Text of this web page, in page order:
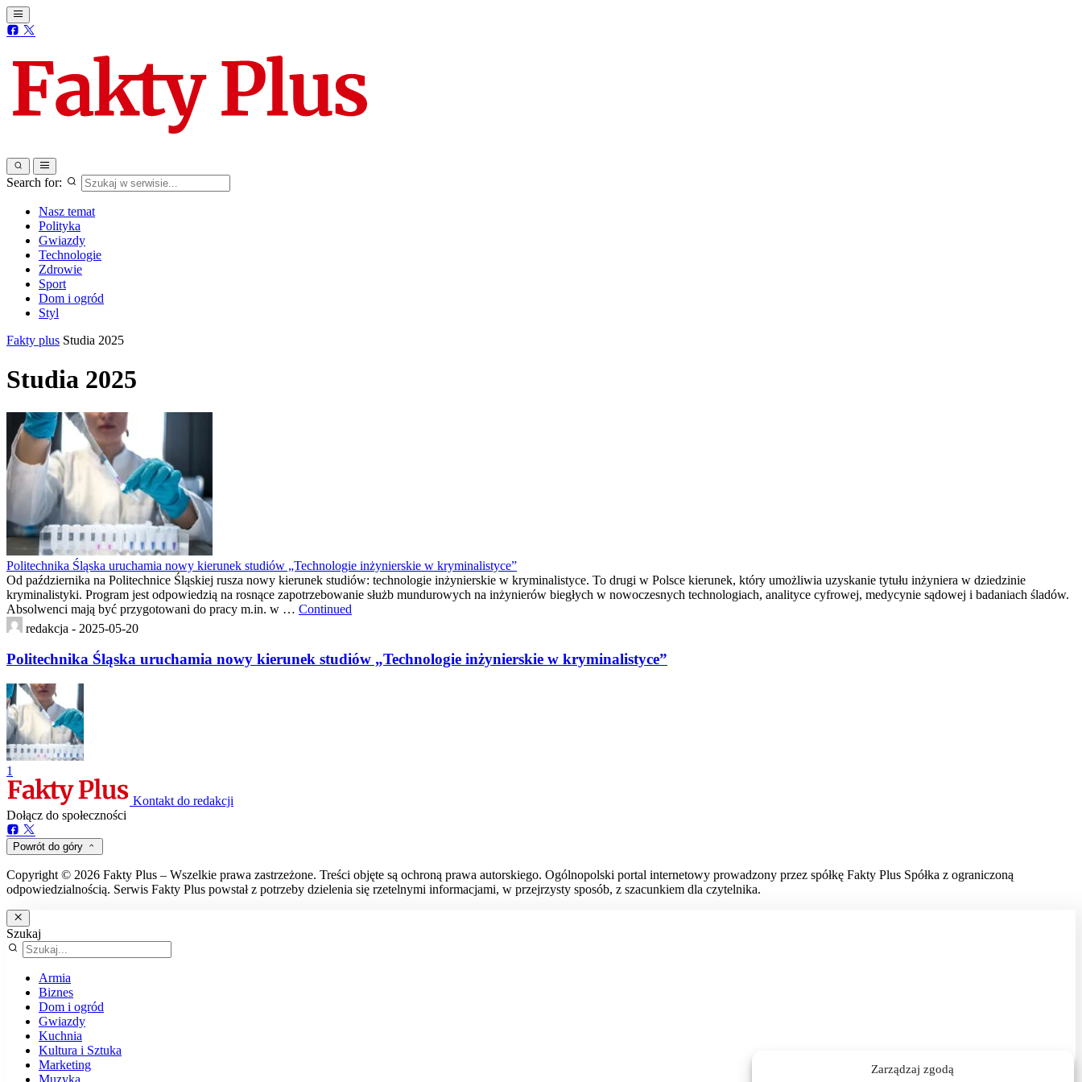
Zarządzaj zgodą
Search for:
Nasz temat
Polityka
Gwiazdy
Technologie
Zdrowie
Sport
Dom i ogród
Styl
Fakty plus Studia 2025
Studia 2025
Politechnika Śląska uruchamia nowy kierunek studiów „Technologie inżynierskie w kryminalistyce”
Od października na Politechnice Śląskiej rusza nowy kierunek studiów: technologie inżynierskie w kryminalistyce. To drugi w Polsce kierunek, który umożliwia uzyskanie tytułu inżyniera w dziedzinie
kryminalistyki. Program jest odpowiedzią na rosnące zapotrzebowanie służb mundurowych na inżynierów biegłych w nowoczesnych technologiach, analityce cyfrowej, medycynie sądowej i badaniach śladów.
Absolwenci mają być przygotowani do pracy m.in. w … Continued
redakcja - 2025-05-20
Politechnika Śląska uruchamia nowy kierunek studiów „Technologie inżynierskie w kryminalistyce”
1
Kontakt do redakcji
Dołącz do społeczności
Powrót do góry
Copyright © 2026 Fakty Plus – Wszelkie prawa zastrzeżone. Treści objęte są ochroną prawa autorskiego. Ogólnopolski portal internetowy prowadzony przez spółkę Fakty Plus Spółka z ograniczoną
odpowiedzialnością. Serwis Fakty Plus powstał z potrzeby dzielenia się rzetelnymi informacjami, w przejrzysty sposób, z szacunkiem dla czytelnika.
Szukaj
Armia
Biznes
Dom i ogród
Gwiazdy
Kuchnia
Kultura i Sztuka
Marketing